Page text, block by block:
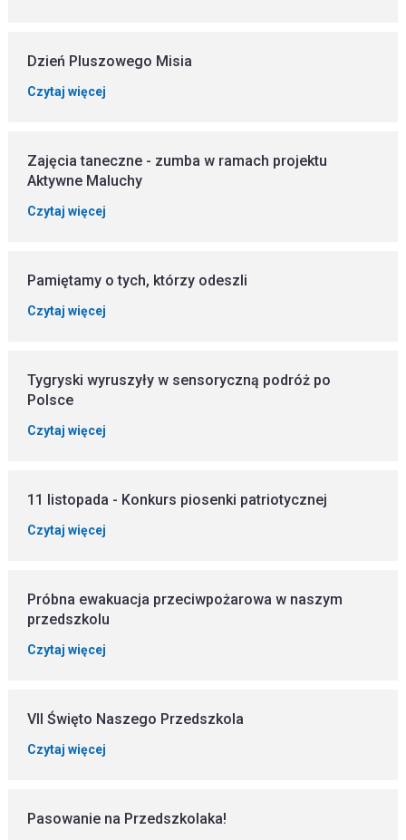
Dzień Pluszowego Misia
Czytaj więcej
Zajęcia taneczne - zumba w ramach projektu
Aktywne Maluchy
Czytaj więcej
Pamiętamy o tych, którzy odeszli
Czytaj więcej
Tygryski wyruszyły w sensoryczną podróż po
Polsce
Czytaj więcej
11 listopada - Konkurs piosenki patriotycznej
Czytaj więcej
Próbna ewakuacja przeciwpożarowa w naszym
przedszkolu
Czytaj więcej
VII Święto Naszego Przedszkola
Czytaj więcej
Pasowanie na Przedszkolaka!